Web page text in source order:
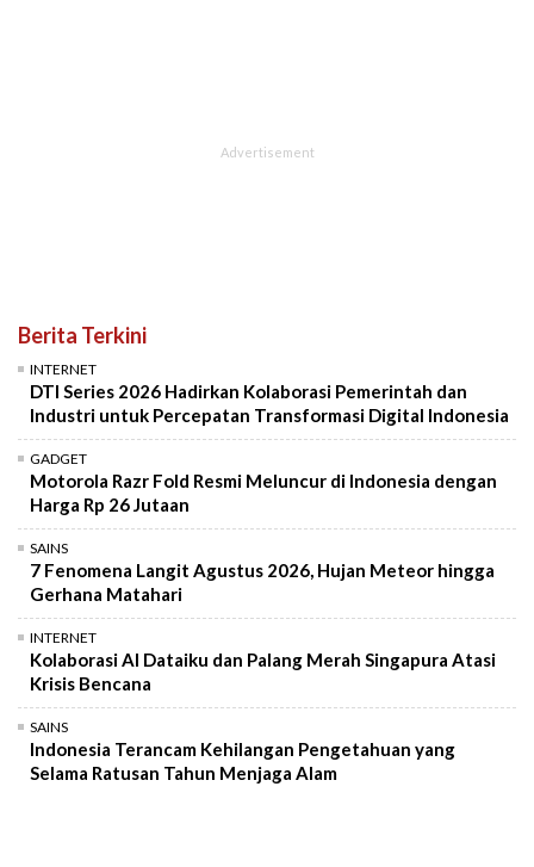
Berita Terkini
INTERNET
DTI Series 2026 Hadirkan Kolaborasi Pemerintah dan
Industri untuk Percepatan Transformasi Digital Indonesia
GADGET
Motorola Razr Fold Resmi Meluncur di Indonesia dengan
Harga Rp 26 Jutaan
SAINS
7 Fenomena Langit Agustus 2026, Hujan Meteor hingga
Gerhana Matahari
INTERNET
Kolaborasi AI Dataiku dan Palang Merah Singapura Atasi
Krisis Bencana
SAINS
Indonesia Terancam Kehilangan Pengetahuan yang
Selama Ratusan Tahun Menjaga Alam